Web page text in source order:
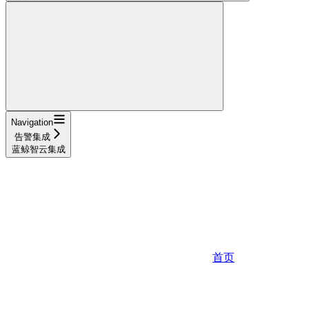
Navigation
告警集成
蓝鲸智云集成
首页